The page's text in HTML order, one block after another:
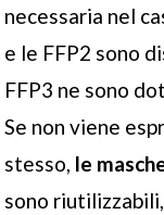
necessaria nel
e le FFP2 sono
FFP3 ne sono
Se non viene
stesso, le
sono